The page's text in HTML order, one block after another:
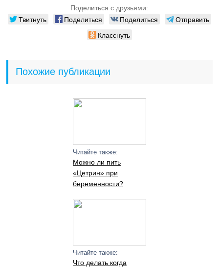
Поделиться с друзьями:
Твитнуть Поделиться Поделиться
Отправить
Класснуть
Похожие публикации
Читайте также:
Можно ли пить
«Цетрин» при
беременности?
Читайте также:
Что делать когда